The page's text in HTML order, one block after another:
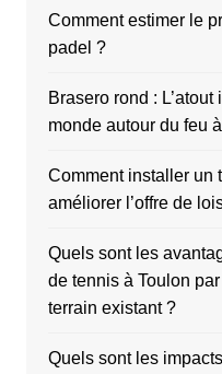
Comment estimer le
padel ?
Brasero rond :
monde autour du feu
Comment installer un
améliorer l’offre de
Quels sont les
de tennis à Toulon
terrain existant ?
Quels sont les